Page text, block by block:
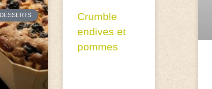
DESSERTS
Crumble
endives et
pommes